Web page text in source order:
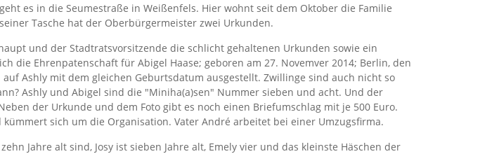
es in die Seumestraße in Weißenfels. Hier wohnt seit dem Oktober die Familie
Tasche hat der Oberbürgermeister zwei Urkunden.
und der Stadtratsvorsitzende die schlicht gehaltenen Urkunden sowie ein
Ehrenpatenschaft für Abigel Haase; geboren am 27. Novemver 2014; Berlin, den
Ashly mit dem gleichen Geburtsdatum ausgestellt. Zwillinge sind auch nicht so
Ashly und Abigel sind die "Miniha(a)sen" Nummer sieben und acht. Und der
der Urkunde und dem Foto gibt es noch einen Briefumschlag mit je 500 Euro.
sich um die Organisation. Vater André arbeitet bei einer Umzugsfirma.
Jahre alt sind, Josy ist sieben Jahre alt, Emely vier und das kleinste Häschen der